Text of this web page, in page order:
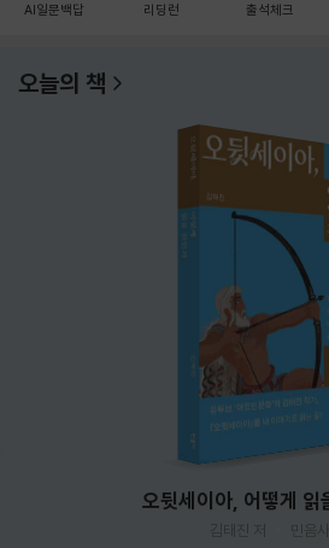
AI일문백답 리딩런 출석체크
오늘의 책
오뒷세이아, 어떻게 읽
김태진 저
민음사